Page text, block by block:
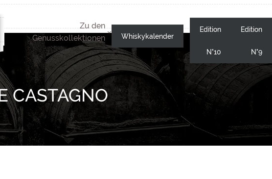
Zu den
Genusskollektionen
Whiskykalender
Edition
N°10
Edition
N°9
CASTAGNO